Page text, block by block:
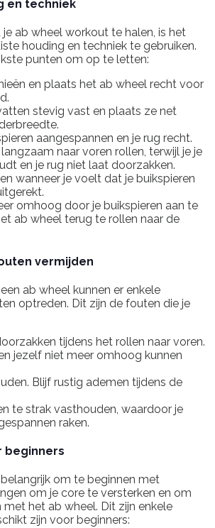
en techniek
ab wheel workout te halen, is het
houding en techniek te gebruiken.
punten om op te letten:
en plaats het ab wheel recht voor
stevig vast en plaats ze net
aangespannen en je rug recht.
naar voren rollen, terwijl je je
en je rug niet laat doorzakken.
wanneer je voelt dat je buikspieren
omhoog door je buikspieren aan te
ab wheel terug te rollen naar de
vermijden
ab wheel kunnen er enkele
optreden. Dit zijn de fouten die je
tijdens het rollen naar voren.
jezelf niet meer omhoog kunnen
Blijf rustig ademen tijdens de
te strak vasthouden, waardoor je
raken.
beginners
om te beginnen met
om je core te versterken en om
het ab wheel. Dit zijn enkele
zijn voor beginners: